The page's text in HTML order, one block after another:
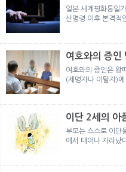
돌입
일본 세계평화통일
산명령 이후 본격적
여호와의 증인
여호와의 증인은 왕
(제명자나 이탈자)
이단 2세의 아
부모는 스스로 이단
에서 태어나 자라났